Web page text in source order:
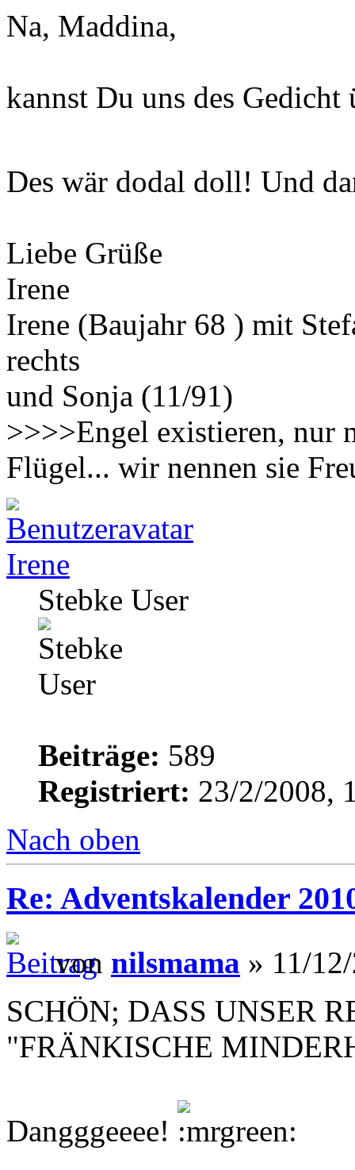
Na, Maddina,
kannst Du uns des Gedicht
Des wär dodal doll! Und
Liebe Grüße
Irene
Irene (Baujahr 68 ) mit
rechts
und Sonja (11/91)
>>>>Engel existieren, nur
Flügel... wir nennen sie
Irene
Stebke User
Beiträge: 589
Registriert: 23/2/2008,
Nach oben
Re: Adventskalender
von nilsmama » 11/
SCHÖN; DASS UNSER
"FRÄNKISCHE
Dangggeeee!